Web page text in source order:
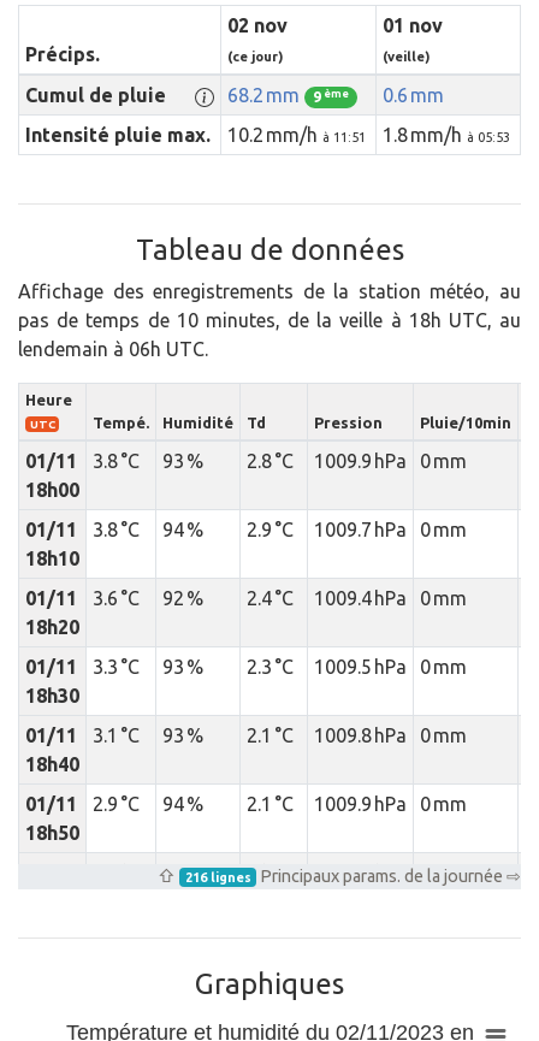
Précips.
02 nov
(ce jour)
01 nov
(veille)
Cumul de pluie 68.2 mm 9ème
0.6 mm
Intensité pluie max.
10.2 mm/h à 11:51 1.8 mm/h à 05:53
Tableau de données
Affichage des enregistrements de la station météo, au
pas de temps de 10 minutes, de la veille à 18h UTC, au
lendemain à 06h UTC.
Heure
UTC Tempé. Humidité Td Pression Pluie/10min
01/11
18h00
3.8 °C 93 % 2.8 °C 1009.9 hPa 0 mm
01/11
18h10
3.8 °C 94 % 2.9 °C 1009.7 hPa 0 mm
01/11
18h20
3.6 °C 92 % 2.4 °C 1009.4 hPa 0 mm
01/11
18h30
3.3 °C 93 % 2.3 °C 1009.5 hPa 0 mm
01/11
18h40
3.1 °C 93 % 2.1 °C 1009.8 hPa 0 mm
01/11
18h50
2.9 °C 94 % 2.1 °C 1009.9 hPa 0 mm
94 % 2 °C 1009.8 hPa 0 mm
01/11
2.8 °C 94 % 2 °C 1009.8 hPa 0 mm
⇧ 216 lignes Principaux params. de la journée ⇨
Graphiques
Température et humidité du 02/11/2023 en